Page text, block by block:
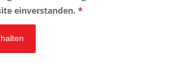
einverstanden. *